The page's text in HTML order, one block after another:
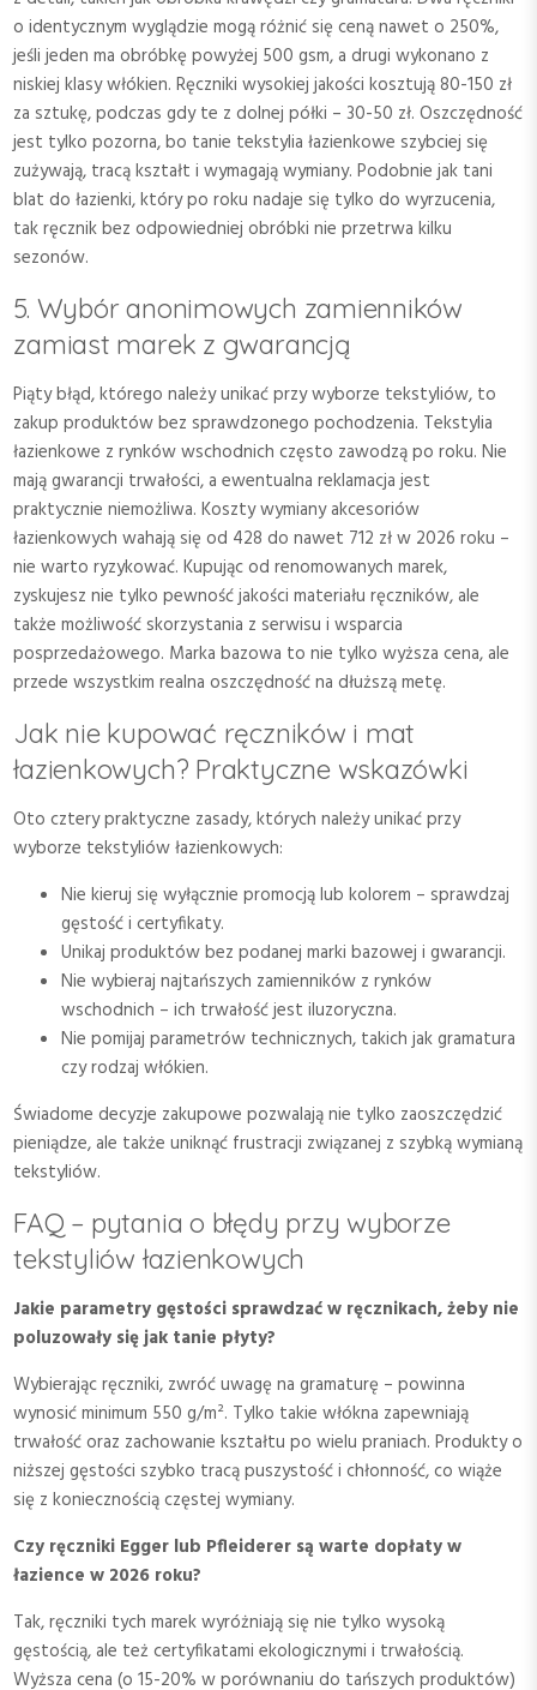
o identycznym wyglądzie mogą różnić się ceną nawet o 250%,
jeśli jeden ma obróbkę powyżej 500 gsm, a drugi wykonano z
niskiej klasy włókien. Ręczniki wysokiej jakości kosztują 80-150 zł
za sztukę, podczas gdy te z dolnej półki – 30-50 zł. Oszczędność
jest tylko pozorna, bo tanie tekstylia łazienkowe szybciej się
zużywają, tracą kształt i wymagają wymiany. Podobnie jak tani
blat do łazienki, który po roku nadaje się tylko do wyrzucenia,
tak ręcznik bez odpowiedniej obróbki nie przetrwa kilku
sezonów.
5. Wybór anonimowych zamienników
zamiast marek z gwarancją
Piąty błąd, którego należy unikać przy wyborze tekstyliów, to
zakup produktów bez sprawdzonego pochodzenia. Tekstylia
łazienkowe z rynków wschodnich często zawodzą po roku. Nie
mają gwarancji trwałości, a ewentualna reklamacja jest
praktycznie niemożliwa. Koszty wymiany akcesoriów
łazienkowych wahają się od 428 do nawet 712 zł w 2026 roku –
nie warto ryzykować. Kupując od renomowanych marek,
zyskujesz nie tylko pewność jakości materiału ręczników, ale
także możliwość skorzystania z serwisu i wsparcia
posprzedażowego. Marka bazowa to nie tylko wyższa cena, ale
przede wszystkim realna oszczędność na dłuższą metę.
Jak nie kupować ręczników i mat
łazienkowych? Praktyczne wskazówki
Oto cztery praktyczne zasady, których należy unikać przy
wyborze tekstyliów łazienkowych:
Nie kieruj się wyłącznie promocją lub kolorem – sprawdzaj
gęstość i certyfikaty.
Unikaj produktów bez podanej marki bazowej i gwarancji.
Nie wybieraj najtańszych zamienników z rynków
wschodnich – ich trwałość jest iluzoryczna.
Nie pomijaj parametrów technicznych, takich jak gramatura
czy rodzaj włókien.
Świadome decyzje zakupowe pozwalają nie tylko zaoszczędzić
pieniądze, ale także uniknąć frustracji związanej z szybką wymianą
tekstyliów.
FAQ – pytania o błędy przy wyborze
tekstyliów łazienkowych
Jakie parametry gęstości sprawdzać w ręcznikach, żeby nie
poluzowały się jak tanie płyty?
Wybierając ręczniki, zwróć uwagę na gramaturę – powinna
wynosić minimum 550 g/m². Tylko takie włókna zapewniają
trwałość oraz zachowanie kształtu po wielu praniach. Produkty o
niższej gęstości szybko tracą puszystość i chłonność, co wiąże
się z koniecznością częstej wymiany.
Czy ręczniki Egger lub Pfleiderer są warte dopłaty w
łazience w 2026 roku?
Tak, ręczniki tych marek wyróżniają się nie tylko wysoką
gęstością, ale też certyfikatami ekologicznymi i trwałością.
Wyższa cena (o 15-20% w porównaniu do tańszych produktów)